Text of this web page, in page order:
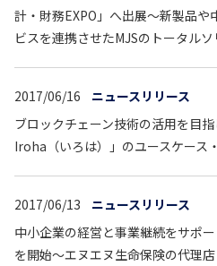
計・財務EXPO」へ出展～新製品や
ビスを連携させたMJSのトータル
2017/06/16
ニュースリリース
ブロックチェーン技術の活用を目
Iroha（いろは）」のユースケース
2017/06/13
ニュースリリース
中小企業の経営と事業継続をサポ
を開始～エヌエヌ生命保険の代理